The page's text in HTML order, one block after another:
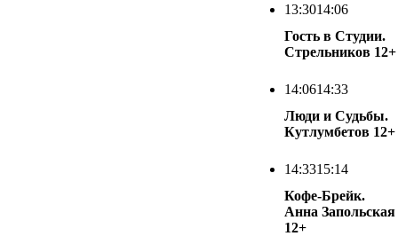
13:3014:06
Гость в Студии.
Стрельников 12+
14:0614:33
Люди и Судьбы.
Кутлумбетов 12+
14:3315:14
Кофе-Брейк.
Анна Запольская
12+